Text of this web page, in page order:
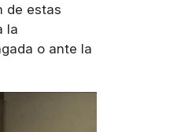
de estas
la
o ante la